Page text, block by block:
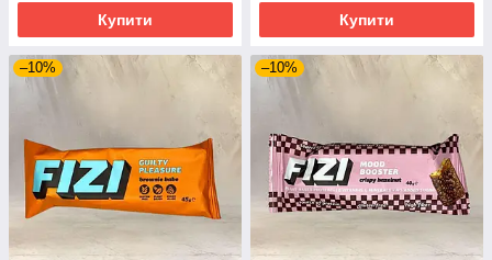
Купити Купити
–10% –10%